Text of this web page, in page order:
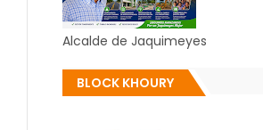
Alcalde de Jaquimeyes
BLOCK KHOURY